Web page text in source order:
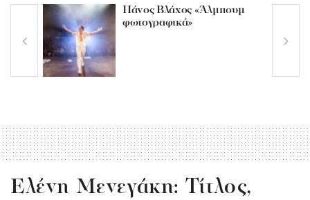
Πάνος Βλάχος «Άλμπουμ
φωτογραφικά»
Ελένη Μενεγάκη: Τίτλος,